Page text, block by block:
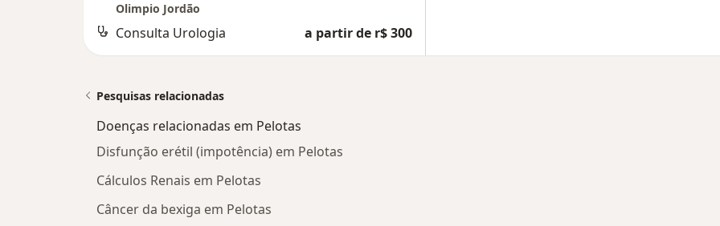
Olimpio Jordão
Consulta Urologia a partir de r$ 300
Pesquisas relacionadas
Doenças relacionadas em Pelotas
Disfunção erétil (impotência) em Pelotas
Cálculos Renais em Pelotas
Câncer da bexiga em Pelotas